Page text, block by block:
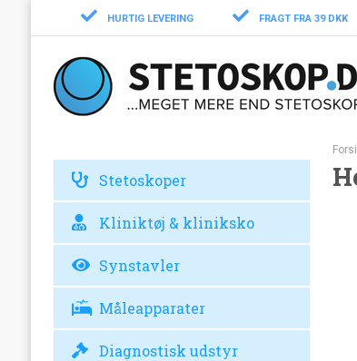
HURTIG LEVERING FRAGT FRA 39 DKK
Stetoskoper
Kliniktøj & kliniksko
Synstavler
Måleapparater
Diagnostisk udstyr